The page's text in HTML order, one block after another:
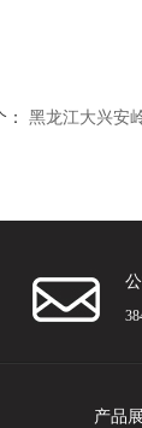
黑龙江大兴安
产品